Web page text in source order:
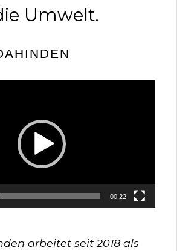
Umwelt.
00:22
arbeitet seit 2018 als